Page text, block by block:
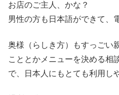
お店のご主人、かな？
男性の方も日本語ができて、
奥様（らしき方）もすっごい
こととかメニューを決める相
で、日本人にもとても利用し